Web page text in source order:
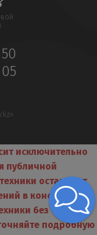
исключительно
публичной
оставляют
в конструкцию,
без
подробную